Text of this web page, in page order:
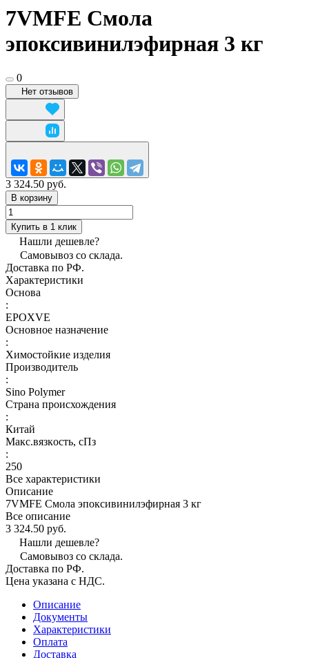
7VMFE Смола
эпоксивинилэфирная 3 кг
0
Нет отзывов
3 324.50 руб.
В корзину
Купить в 1 клик
Нашли дешевле?
Самовывоз со склада.
Доставка по РФ.
Характеристики
Основа
:
EPOXVE
Основное назначение
:
Химостойкие изделия
Производитель
:
Sino Polymer
Страна происхождения
:
Китай
Макс.вязкoсть, сПз
:
250
Все характеристики
Описание
7VMFE Смола эпоксивинилэфирная 3 кг
Все описание
3 324.50 руб.
Нашли дешевле?
Самовывоз со склада.
Доставка по РФ.
Цена указана с НДС.
Описание
Документы
Характеристики
Оплата
Доставка